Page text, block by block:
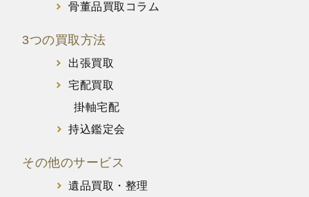
骨董品買取コラム
3つの買取方法
出張買取
宅配買取
掛軸宅配
持込鑑定会
その他のサービス
遺品買取・整理